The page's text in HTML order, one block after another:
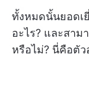
ทั้งหมดนั้นยอดเ
อะไร? และสา
หรือไม่? นี่คือตัว